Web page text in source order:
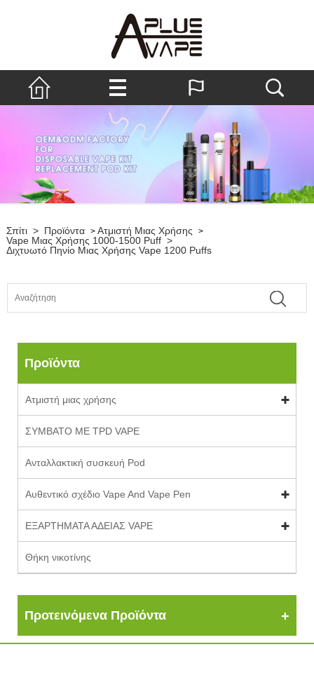
Σπίτι > Προϊόντα > Ατμιστή Μιας Χρήσης >
Vape Μιας Χρήσης 1000-1500 Puff >
Διχτυωτό Πηνίο Μιας Χρήσης Vape 1200 Puffs
Προϊόντα
Ατμιστή μιας χρήσης
ΣΥΜΒΑΤΟ ΜΕ TPD VAPE
Ανταλλακτική συσκευή Pod
Αυθεντικό σχέδιο Vape And Vape Pen
ΕΞΑΡΤΗΜΑΤΑ ΑΔΕΙΑΣ VAPE
Θήκη νικοτίνης
Προτεινόμενα Προϊόντα